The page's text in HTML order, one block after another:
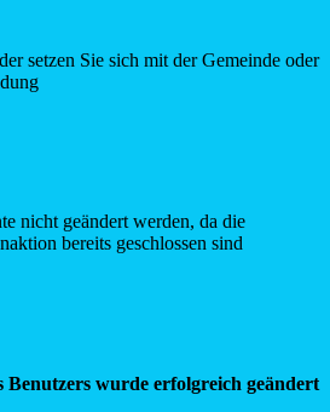
setzen Sie sich mit der Gemeinde oder
nicht geändert werden, da die
bereits geschlossen sind
Benutzers wurde erfolgreich geändert